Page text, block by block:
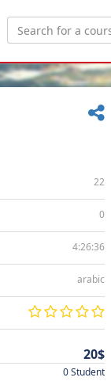
22
0
4:26:36
arabic
20$
0 Student